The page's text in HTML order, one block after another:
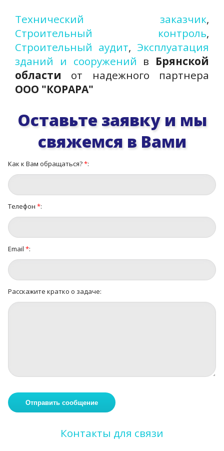
Технический заказчик,
Строительный контроль,
Строительный аудит, Эксплуатация
зданий и сооружений в Брянской
области от надежного партнера
ООО "КОРАРА"
Оставьте заявку и мы
свяжемся в Вами
Как к Вам обращаться?*:
Телефон *:
Email *:
Расскажите кратко о задаче:
Контакты для связи